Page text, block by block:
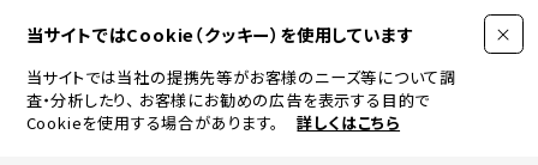
当サイトではCookie（クッキー）を使用しています
当サイトでは当社の提携先等がお客様のニーズ等について調
査・分析したり、 お客様にお勧めの広告を表示する目的で
Cookieを使用する場合があります。
詳しくはこちら